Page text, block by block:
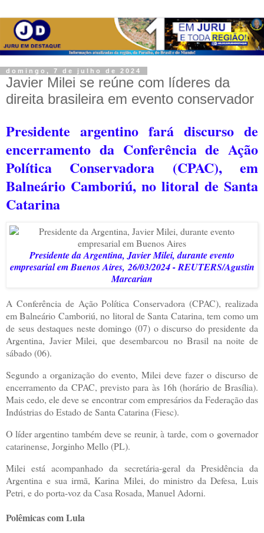
domingo, 7 de julho de 2024
Javier Milei se reúne com líderes da
direita brasileira em evento conservador
Presidente argentino fará discurso de
encerramento da Conferência de Ação
Política Conservadora (CPAC), em
Balneário Camboriú, no litoral de Santa
Catarina
Presidente da Argentina, Javier Milei, durante evento
empresarial em Buenos Aires,26/03/2024 - REUTERS/Agustin
Marcarian
A Conferência de Ação Política Conservadora (CPAC), realizada
em Balneário Camboriú, no litoral de Santa Catarina, tem como um
de seus destaques neste domingo (07) o discurso do presidente da
Argentina, Javier Milei, que desembarcou no Brasil na noite de
sábado (06).
Segundo a organização do evento, Milei deve fazer o discurso de
encerramento da CPAC, previsto para às 16h (horário de Brasília).
Mais cedo, ele deve se encontrar com empresários da Federação das
Indústrias do Estado de Santa Catarina (Fiesc).
O líder argentino também deve se reunir, à tarde, com o governador
catarinense, Jorginho Mello (PL).
Milei está acompanhado da secretária-geral da Presidência da
Argentina e sua irmã, Karina Milei, do ministro da Defesa, Luis
Petri, e do porta-voz da Casa Rosada, Manuel Adorni.
Polêmicas com Lula